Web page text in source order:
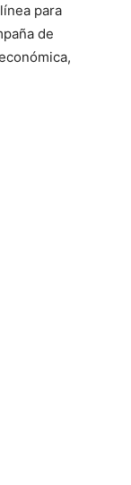
para
de